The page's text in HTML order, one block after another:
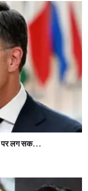
पर लग सक...